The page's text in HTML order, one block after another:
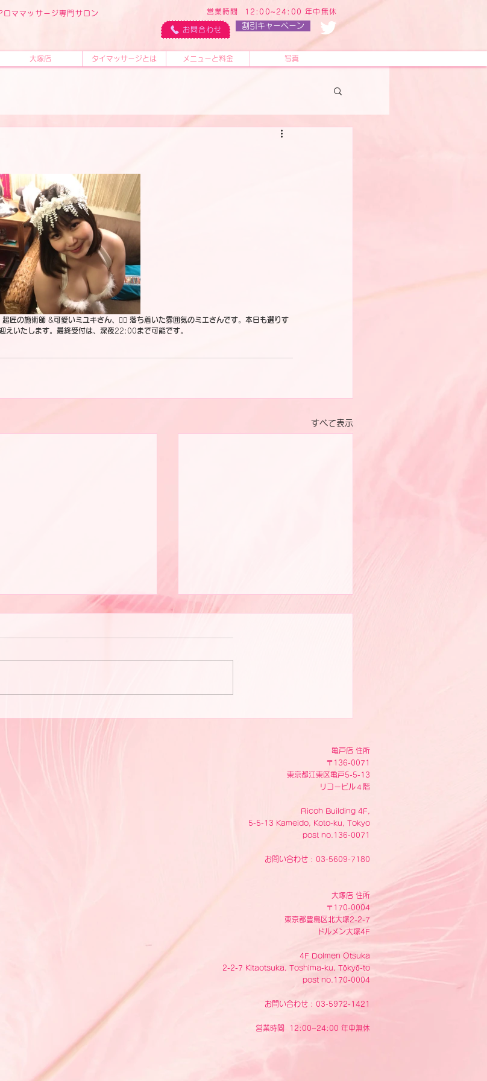
ママッサージ専門サロン 営業時間 12:00~24:00 年中無休
お問合わせ 割引キャーペーン
大塚店 タイマッサージとは メニューと料金 写真
超匠の施術師 &可愛いミユキさん、 🧚‍♂️ 落ち着いた雰囲気のミエさんです。本日も選りす
えいたします。最終受付は、深夜22:00まで可能です。
すべて表示
亀戸店 住所
〒136-0071
東京都江東区亀戸5-5-13
リコービル４階
Ricoh Building 4F,
5-5-13 Kameido, Koto-ku, Tokyo
post no.136-0071
お問い合わせ : 03-5609-7180
大塚店 住所
〒170-0004
東京都豊島区北大塚2-2-7
ドルメン大塚4F
4F Dolmen Otsuka
2-2-7 Kitaotsuka, Toshima-ku, Tōkyō-to
post no.170-0004
お問い合わせ : 03-5972-1421
営業時間 12:00~24:00 年中無休